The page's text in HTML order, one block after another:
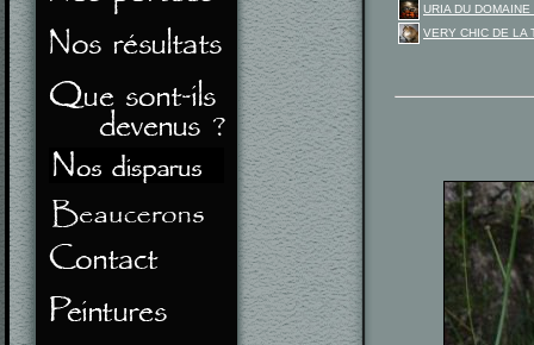
URIA DU DOMAINE
VERY CHIC DE LA